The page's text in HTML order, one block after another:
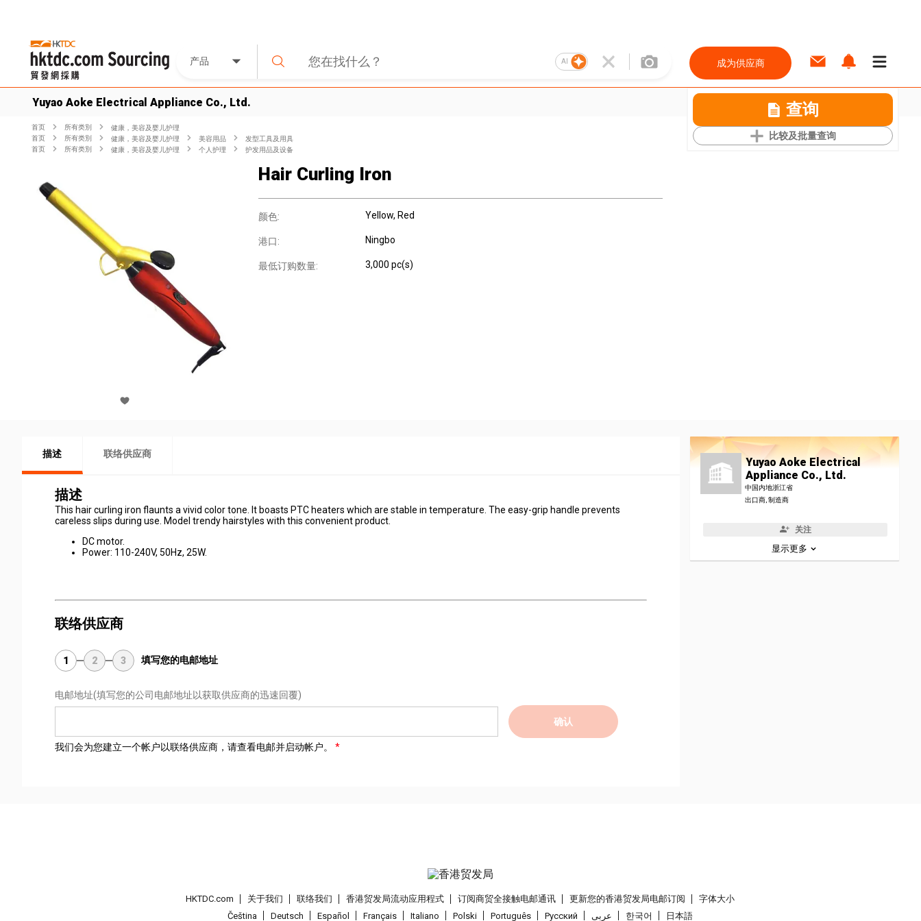
产品 AI 成为供应商
Yuyao Aoke Electrical Appliance Co., Ltd. 查询
比较及批量查询
首页 所有类別
健康，美容及婴儿护理
首页
所有类別 健康，美容及婴儿护理 美容用品
发型工具及用具
首页
所有类別 健康，美容及婴儿护理 个人护理 护发用品及设备
Hair Curling Iron
颜色: Yellow, Red
港口: Ningbo
最低订购数量: 3,000 pc(s)
描述 联络供应商
描述
This hair curling iron flaunts a vivid color tone. It boasts PTC heaters which are stable in temperature. The easy-grip handle prevents
careless slips during use. Model trendy hairstyles with this convenient product.
DC motor.
Power: 110-240V, 50Hz, 25W.
联络供应商
1 2 3 填写您的电邮地址
电邮地址(填写您的公司电邮地址以获取供应商的迅速回覆)
确认
我们会为您建立一个帐户以联络供应商，请查看电邮并启动帐户。
Yuyao Aoke Electrical
Appliance Co., Ltd.
中国内地浙江省
出口商, 制造商
关注
显示更多
HKTDC.com 关于我们 联络我们 香港贸发局流动应用程式 订阅商贸全接触电邮通讯 更新您的香港贸发局电邮订阅
字体大小
Čeština
Deutsch Español Français Italiano Polski Português Pусский عربى 한국어 日本語